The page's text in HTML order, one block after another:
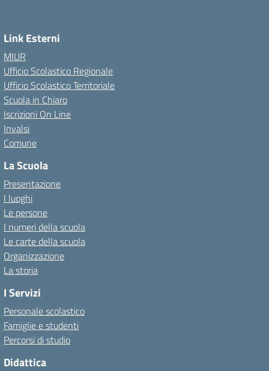
Link Esterni
MIUR
Ufficio Scolastico Regionale
Ufficio Scolastico Territoriale
Scuola in Chiaro
Iscrizioni On Line
Invalsi
Comune
La Scuola
Presentazione
I luoghi
Le persone
I numeri della scuola
Le carte della scuola
Organizzazione
La storia
I Servizi
Personale scolastico
Famiglie e studenti
Percorsi di studio
Didattica